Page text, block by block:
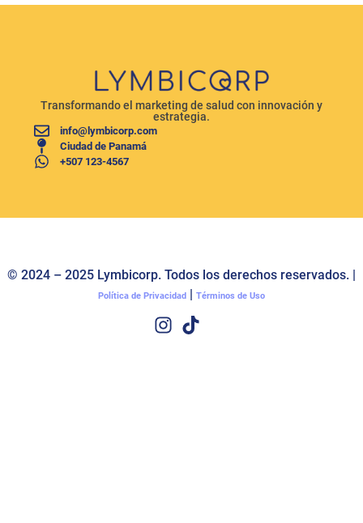
Transformando el marketing de salud con innovación y
estrategia.
info@lymbicorp.com
Ciudad de Panamá
+507 123-4567
© 2024 – 2025 Lymbicorp. Todos los derechos reservados. |
Política de Privacidad | Términos de Uso